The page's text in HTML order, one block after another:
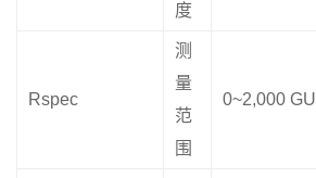
度
Rspec
测
量
范
围
0~2,000 GU